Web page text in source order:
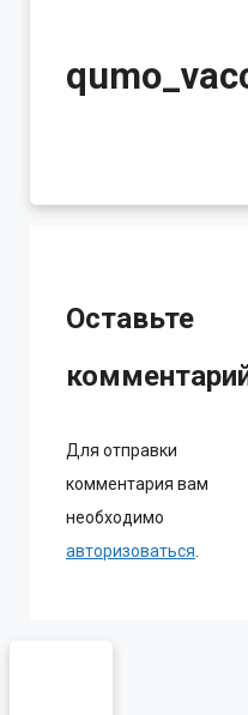
Оставьте
Для отправки
комментария вам
необходимо
авторизоваться